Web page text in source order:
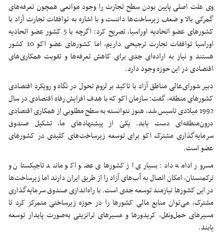
وی علت اصلی پایین بودن سطح تجارت را وجود موانعی همچون تعرفه‌های
گمرکی بالا و ضعف زیرساخت‌ها دانست و با اشاره به توافقات تجارت آزاد با
کشورهای عضو اتحادیه اوراسیا، تصریح کرد: اگرچه با 5 کشور عضو اتحادیه
اوراسیا توافقات تجارت ترجیحی داریم، اما کشورهای عضو اکو 10 کشور
هستند و نیاز به اراده‌ای جدی برای کاهش تعرفه‌ها و تقویت همکاری‌های
اقتصادی در این حوزه وجود دارد.
دبیر شورای‌عالی مناطق آزاد با تاکید بر لزوم تحول در نگاه و رویکرد اقتصادی
کشورهای منطقه، گفت: سازمان اکو که با هدف افزایش رفاه اقتصادی در سال
1992 میلادی تاسیس شد، هنوز نتوانسته به سطح مطلوبی از همکاری اقتصادی
درون‌منطقه‌ای دست یابد. یکی از پیشنهادهای ما، تشکیل صندوق
سرمایه‌گذاری مشترک اکو برای توسعه زیرساخت‌های کلیدی در کشورهای
عضو است.
مسرور ادامه داد: بسیاری از کشورهای عضو اکو مانند تاجیکستان و
ترکمنستان، امکان اتصال به آب‌های آزاد را از طریق ایران دارند اما زیرساخت‌ها
در این کشورها نیازمند توسعه جدی است. با راه‌اندازی صندوق سرمایه‌گذاری
مشترک، می‌توان منابع مالی کشورها را در حوزه زیرساختی متمرکز کرد تا
مسیرهای حمل‌ونقل، کریدورها و مسیرهای ترانزیتی به‌صورت پایدار توسعه
یابند.